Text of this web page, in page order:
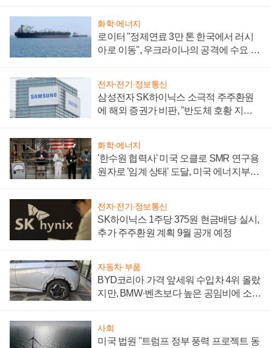
화학·에너지
로이터 "정제연료 3만 톤 한국에서 러시
아로 이동", 우크라이나의 공격에 수요 늘
전자·전기·정보통신
삼성전자 SK하이닉스 소극적 주주환원
에 해외 증권가 비판, "반도체 호황 지속
화학·에너지
'한수원 협력사' 미국 오클로 SMR 연구용
원자로 '임계 상태' 도달, 미국 에너지부
전자·전기·정보통신
SK하이닉스 1주당 375원 현금배당 실시,
추가 주주환원 계획 9월 공개 예정
자동차·부품
BYD코리아 가격 앞세워 수입차 4위 올랐
지만, BMW·벤츠보다 높은 공임비에 소비
사회
미국 법원 "트럼프 정부 풍력 프로젝트 동